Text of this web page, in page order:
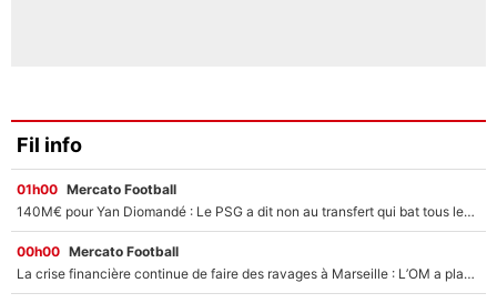
Fil info
01h00 Mercato Football
140M€ pour Yan Diomandé : Le PSG a dit non au transfert qui bat tous les records sur le mercato
00h00 Mercato Football
La crise financière continue de faire des ravages à Marseille : L’OM a placé 12 joueurs sur le marché des transferts… et ça pourrait lui rapporter près de 100M€ !